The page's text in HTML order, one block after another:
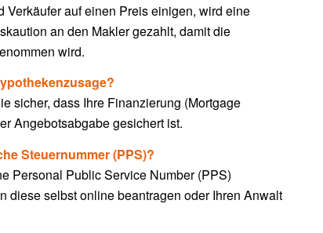
Verkäufer auf einen Preis einigen, wird eine
an den Makler gezahlt, damit die
wird.
sicher, dass Ihre Finanzierung (Mortgage
Angebotsabgabe gesichert ist.
Steuernummer (PPS)?
Personal Public Service Number (PPS)
diese selbst online beantragen oder Ihren Anwalt